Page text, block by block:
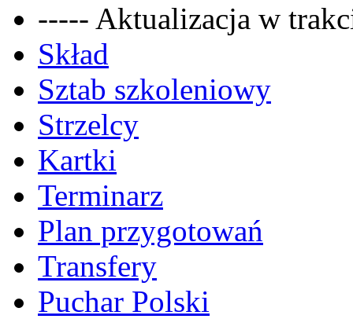
----- Aktualizacja w
Skład
Sztab szkoleniowy
Strzelcy
Kartki
Terminarz
Plan przygotowań
Transfery
Puchar Polski